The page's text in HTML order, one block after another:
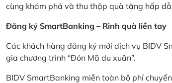
cùng khám phá và thu thập quà tặng hấp
Đăng ký SmartBanking – Rinh quà liền tay
Các khách hàng đăng ký mới dịch vụ BIDV
gia chương trình “Đón Mã du xuân”.
BIDV SmartBanking miễn toàn bộ phí